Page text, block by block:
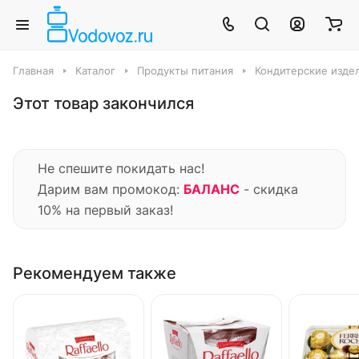
Главная Каталог Продукты питания Кондитерские
Этот товар закончился
Не спешите покидать нас!
Дарим вам промокод: БАЛАНС - скидка
10% на первый заказ!
Рекомендуем также